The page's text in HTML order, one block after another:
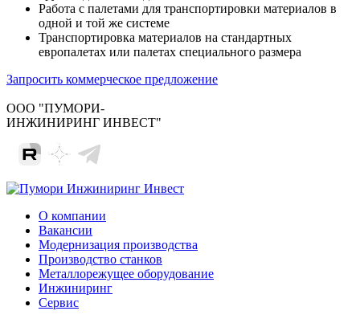
Работа с палетами для транспортировки материалов в
одной и той же системе
Транспортировка материалов на стандартных
европалетах или палетах специального размера
Запросить коммерческое предложение
ООО "ПУМОРИ-
ИНЖИНИРИНГ ИНВЕСТ"
О компании
Вакансии
Модернизация производства
Производство станков
Металлорежущее оборудование
Инжиниринг
Сервис